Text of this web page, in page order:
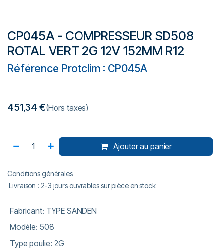
CP045A - COMPRESSEUR SD508
ROTAL VERT 2G 12V 152MM R12
Référence Protclim : CP045A
451,34 €(Hors taxes)
Ajouter au panier
Conditions générales
Livraison : 2-3 jours ouvrables sur pièce en stock
Fabricant: TYPE SANDEN
Modèle: 508
Type poulie: 2G